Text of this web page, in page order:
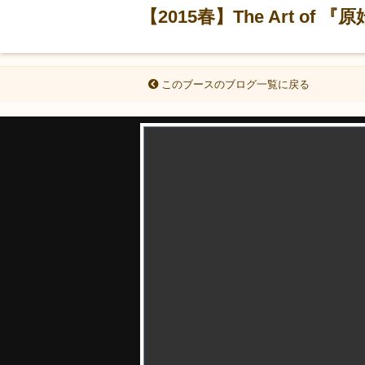
【2015春】The Art of 『原
このブースのブログ一覧に戻る